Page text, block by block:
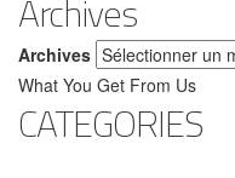
Archives
What You Get From Us
CATEGORIES